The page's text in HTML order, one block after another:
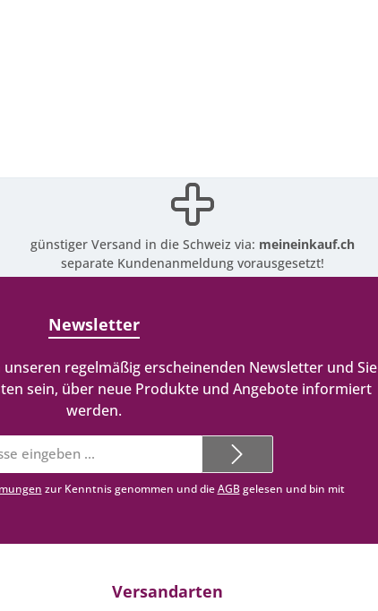
günstiger Versand in die Schweiz via: meineinkauf.ch
separate Kundenanmeldung vorausgesetzt!
Newsletter
regelmäßig erscheinenden Newsletter und Sie
sein, über neue Produkte und Angebote informiert
werden.
Mail-
Adresse*
zur Kenntnis genommen und dieAGBgelesen und bin mit
Versandarten